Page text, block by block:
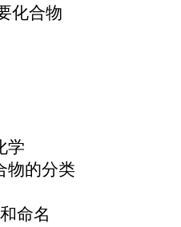
化合物
学
物的分类
命名